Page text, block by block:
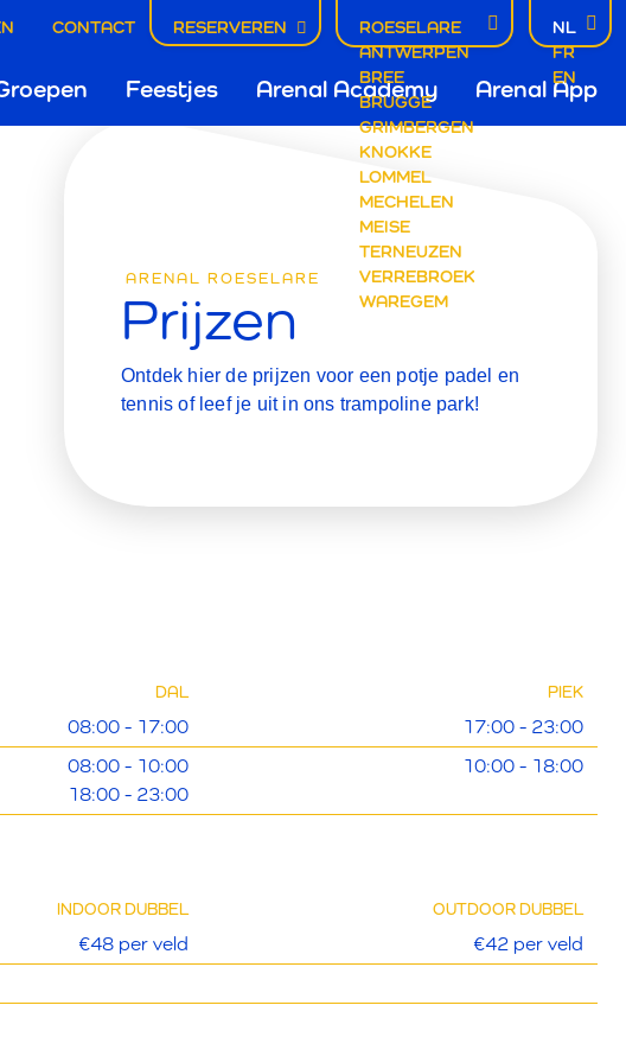
CONTACT
RESERVEREN
ANTWERPEN
BREE
BRUGGE
GRIMBERGEN
KNOKKE
LOMMEL
MECHELEN
MEISE
ROESELARE
TERNEUZEN
VERREBROEK
WAREGEM
NL
FR
EN
Feestjes Arenal Academy Arenal App
ARENAL ROESELARE
Prijzen
Ontdek hier de prijzen voor een potje padel en
tennis of leef je uit in ons trampoline park!
DAL PIEK
08:00 - 17:00
17:00 - 23:00
08:00 - 10:00
18:00 - 23:00
10:00 - 18:00
INDOOR DUBBEL OUTDOOR DUBBEL
€48 per veld €42 per veld